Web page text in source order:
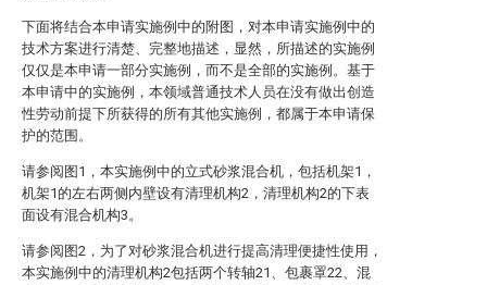
下面将结合本申请实施例中的附图，对本申请实施例中的
技术方案进行清楚、完整地描述，显然，所描述的实施例
仅仅是本申请一部分实施例，而不是全部的实施例。基于
本申请中的实施例，本领域普通技术人员在没有做出创造
性劳动前提下所获得的所有其他实施例，都属于本申请保
护的范围。
请参阅图1，本实施例中的立式砂浆混合机，包括机架1，
机架1的左右两侧内壁设有清理机构2，清理机构2的下表
面设有混合机构3。
请参阅图2，为了对砂浆混合机进行提高清理便捷性使用，
本实施例中的清理机构2包括两个转轴21、包裹罩22、混